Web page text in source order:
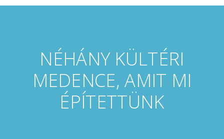
NÉHÁNY KÜLTÉRI
MEDENCE, AMIT MI
ÉPÍTETTÜNK